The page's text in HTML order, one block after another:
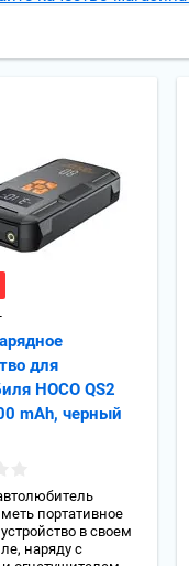
для
HOCO QS2
mAh, черный
портативное
в своем
наряду с